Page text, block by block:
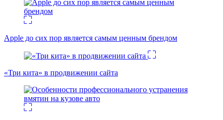
Apple до сих пор является самым ценным брендом
«Три кита» в продвижении сайта